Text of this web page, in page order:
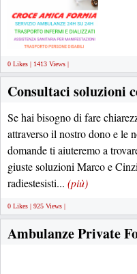
0 Likes | 1413 Views |
Consultaci soluzioni
Se hai bisogno di fare
attraverso il nostro dono e le
domande ti aiuteremo a
giuste soluzioni Marco e
radiestesisti... (più)
0 Likes | 925 Views |
Ambulanze Private